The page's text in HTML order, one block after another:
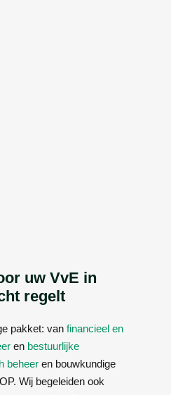
uw VvE in
regelt
pakket: van financieel en
en bestuurlijke
beheer en bouwkundige
Wij begeleiden ook